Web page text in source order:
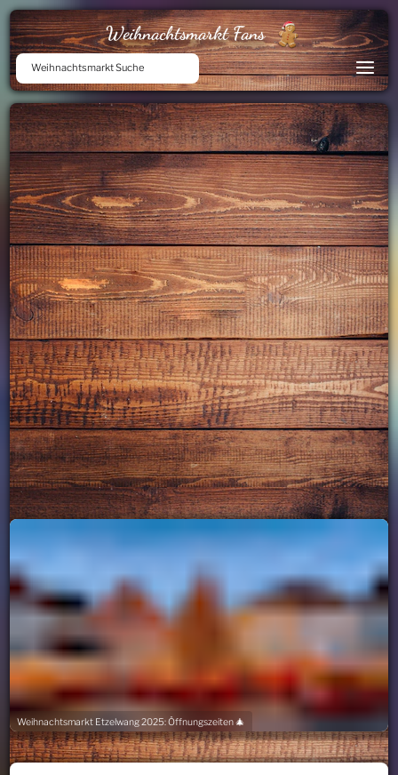
Weihnachtsmarkt Fans
Weihnachtsmarkt Suche
Weihnachtsmarkt Etzelwang 2025: Öffnungszeiten 🎄